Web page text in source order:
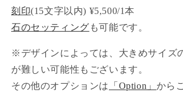
刻印(15文字以内) ¥5,500/1本
石のセッティング も可能です。
※デザインによっては、大きめサイズ
が難しい可能性もございます。
その他のオプションは
「Option」 から